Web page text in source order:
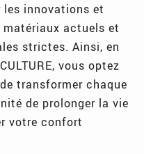
innovations et
matériaux actuels et
strictes. Ainsi, en
vous optez
transformer chaque
de prolonger la vie
votre confort